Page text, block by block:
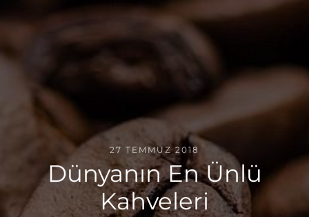
27 TEMMUZ 2018
Dünyanın En Ünlü
Kahveleri